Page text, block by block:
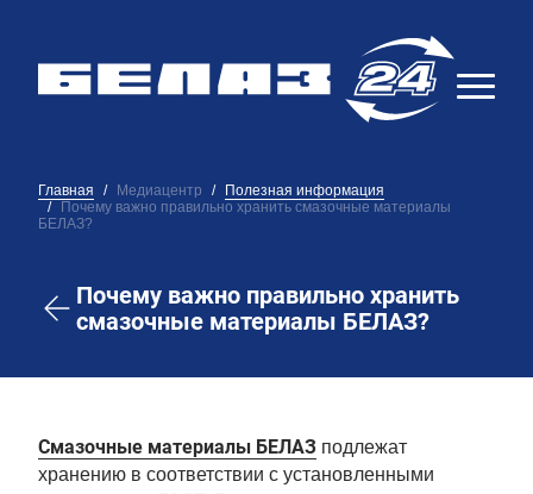
Главная Медиацентр
Полезная информация
Почему важно правильно хранить смазочные материалы
БЕЛАЗ?
Почему важно правильно хранить
смазочные материалы БЕЛАЗ?
Смазочные материалы БЕЛАЗ подлежат
хранению в соответствии с установленными